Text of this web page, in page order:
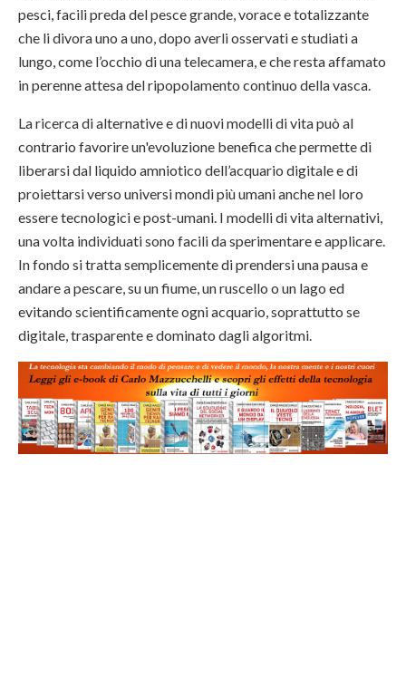
pesci, facili preda del pesce grande, vorace e totalizzante
che li divora uno a uno, dopo averli osservati e studiati a
lungo, come l’occhio di una telecamera, e che resta affamato
in perenne attesa del ripopolamento continuo della vasca.
La ricerca di alternative e di nuovi modelli di vita può al
contrario favorire un'evoluzione benefica che permette di
liberarsi dal liquido amniotico dell’acquario digitale e di
proiettarsi verso universi mondi più umani anche nel loro
essere tecnologici e post-umani. I modelli di vita alternativi,
una volta individuati sono facili da sperimentare e applicare.
In fondo si tratta semplicemente di prendersi una pausa e
andare a pescare, su un fiume, un ruscello o un lago ed
evitando scientificamente ogni acquario, soprattutto se
digitale, trasparente e dominato dagli algoritmi.